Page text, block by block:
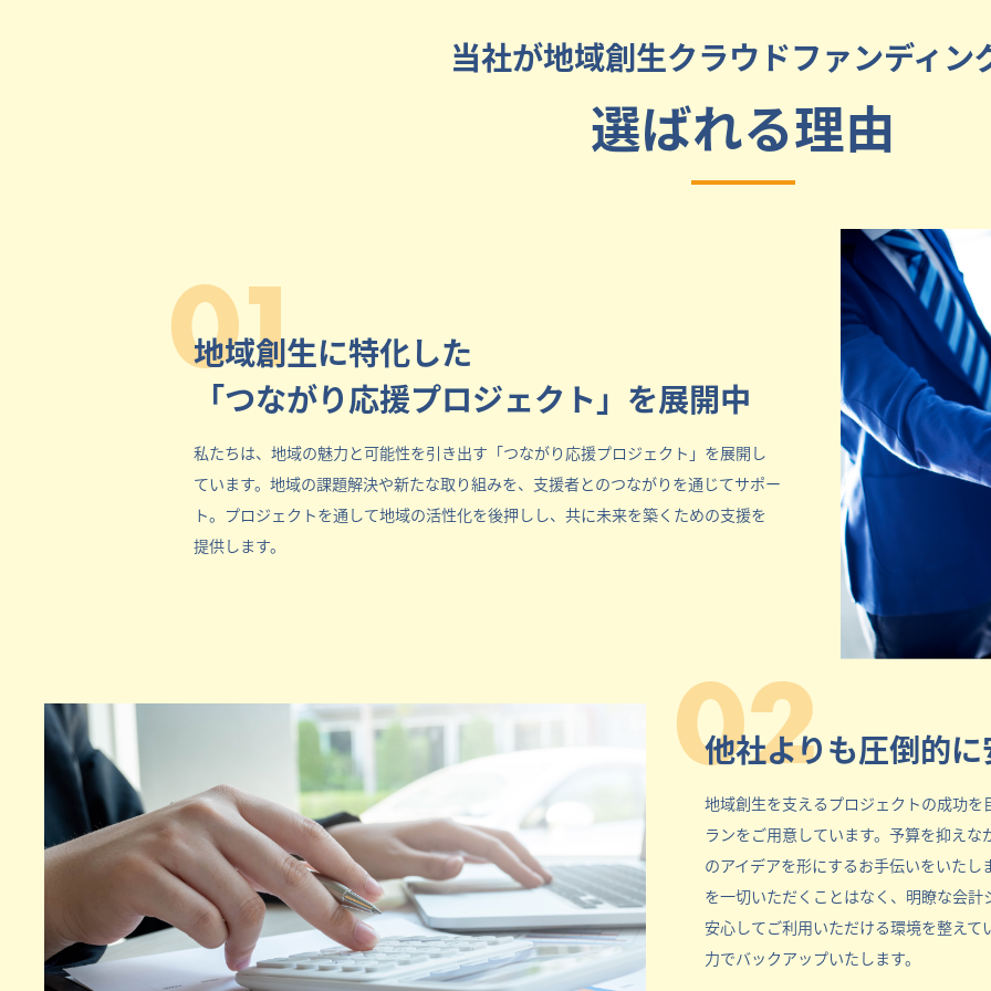
当社が地域創生クラウドファンディン
選ばれる理由
01
地域創生に特化した
「つながり応援プロジェクト」を展開中
私たちは、地域の魅力と可能性を引き出す「つながり応援プロジェクト」を展開し
ています。地域の課題解決や新たな取り組みを、支援者とのつながりを通じてサポー
ト。プロジェクトを通して地域の活性化を後押しし、共に未来を築くための支援を
提供します。
02
他社よりも圧倒的
地域創生を支えるプロジェクトの成功
ランをご用意しています。予算を抑え
のアイデアを形にするお手伝いをいた
を一切いただくことはなく、明瞭な会
安心してご利用いただける環境を整え
力でバックアップいたします。